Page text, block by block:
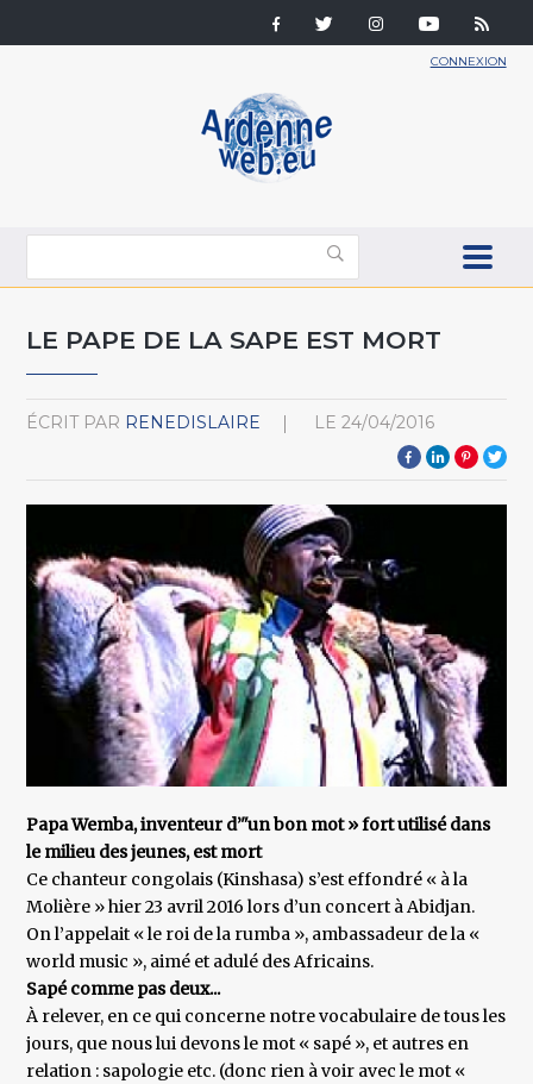
CONNEXION
LE PAPE DE LA SAPE EST MORT
ÉCRIT PAR RENEDISLAIRE LE 24/04/2016
Papa Wemba, inventeur d’"un bon mot » fort utilisé dans
le milieu des jeunes, est mort
Ce chanteur congolais (Kinshasa) s’est effondré « à la
Molière » hier 23 avril 2016 lors d’un concert à Abidjan.
On l’appelait « le roi de la rumba », ambassadeur de la «
world music », aimé et adulé des Africains.
Sapé comme pas deux...
À relever, en ce qui concerne notre vocabulaire de tous les
jours, que nous lui devons le mot « sapé », et autres en
relation : sapologie etc. (donc rien à voir avec le mot «